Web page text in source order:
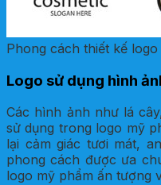
Phong cách thiết kế
Logo sử dụng hình
Các hình ảnh như lá
sử dụng trong logo mỹ
lại cảm giác tươi mát,
phong cách được ưa
logo mỹ phẩm ấn tượng